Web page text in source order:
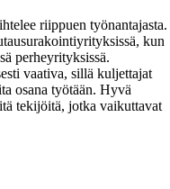
riippuen työnantajasta.
kun
perheyrityksissä.
vaativa, sillä kuljettajat
osana työtään. Hyvä
tekijöitä, jotka vaikuttavat